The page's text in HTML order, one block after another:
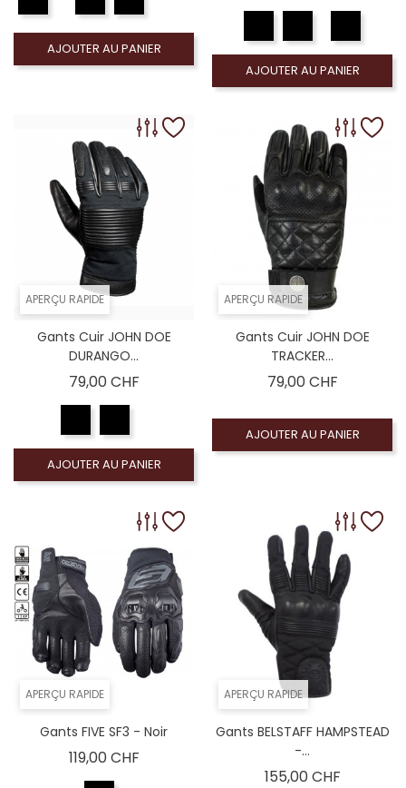
AJOUTER AU PANIER
AJOUTER AU PANIER
APERÇU RAPIDE
Gants Cuir JOHN DOE
DURANGO...
79,00 CHFPrix
AJOUTER AU PANIER
APERÇU RAPIDE
Gants Cuir JOHN DOE
TRACKER...
79,00 CHFPrix
AJOUTER AU PANIER
APERÇU RAPIDE
Gants FIVE SF3 - Noir
119,00 CHFPrix
APERÇU RAPIDE
Gants BELSTAFF HAMPSTEAD
-...
155,00 CHFPrix